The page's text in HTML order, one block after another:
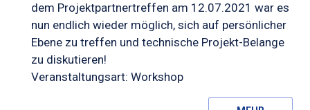
dem Projektpartnertreffen am 12.07.2021 war es
nun endlich wieder möglich, sich auf persönlicher
Ebene zu treffen und technische Projekt-Belange
zu diskutieren!
Veranstaltungsart: Workshop